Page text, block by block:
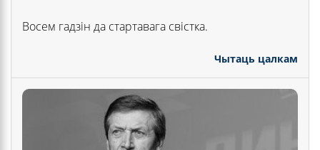
Восем гадзін да стартавага свістка.
Чытаць цалкам